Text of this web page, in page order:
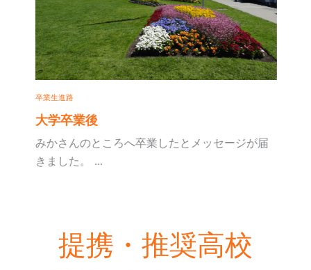
卒業生進路
大学卒業後
みかさんのところへ卒業したとメッセージが届
きました。 ...
提携・推奨高校